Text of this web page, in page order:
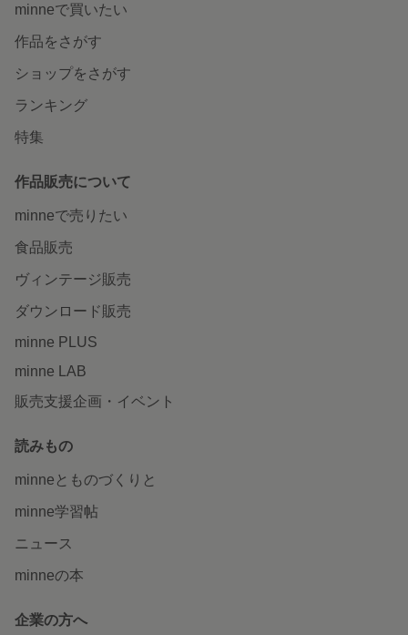
minneで買いたい
作品をさがす
ショップをさがす
ランキング
特集
作品販売について
minneで売りたい
食品販売
ヴィンテージ販売
ダウンロード販売
minne PLUS
minne LAB
販売支援企画・イベント
読みもの
minneとものづくりと
minne学習帖
ニュース
minneの本
企業の方へ